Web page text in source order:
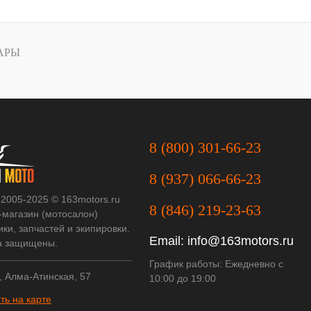
2025 © 163motors.ru
(мотосалон)
запчастей и экипировки.
защищены.
Алма-Атинская, 57
на карте
8 (800) 301-66-23
8 (937) 066-66-23
8 (846) 219-23-63
Email: info@163motors.ru
График работы: Ежедневно с
10:00 до 19:00